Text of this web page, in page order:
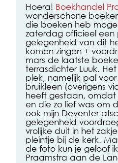
Hoera! Boekhandel
wonderschone
die boeken heb
zaterdag officieel een
gelegenheid van dit
komen zingen +
mars de laatste
terrasdichter Luuk.
plek, namelijk pal
bruikleen (overigens
heeft gestaan,
en die zo lief was om
ook mijn Deventer
gelegenheid
vrolijke duit in het
pleintje bij de kerk.
de foto kun je geloof
Praamstra aan de